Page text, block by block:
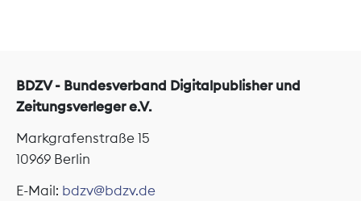
BDZV - Bundesverband Digitalpublisher und
Zeitungsverleger e.V.
Markgrafenstraße 15
10969 Berlin
E-Mail: bdzv@bdzv.de